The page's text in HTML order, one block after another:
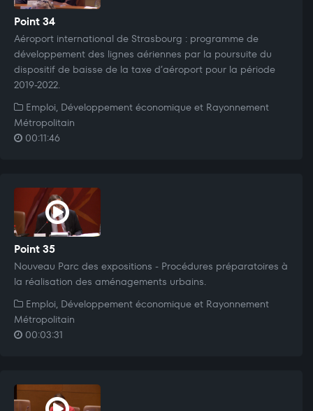
Point 34
Aéroport international de Strasbourg : programme de
développement des lignes aériennes par la poursuite du
dispositif de baisse de la taxe d’aéroport pour la période
2019-2022.
Emploi, Développement économique et Rayonnement
Métropolitain
00:11:46
Point 35
Nouveau Parc des expositions - Procédures préparatoires à
la réalisation des aménagements urbains.
Emploi, Développement économique et Rayonnement
Métropolitain
00:03:31